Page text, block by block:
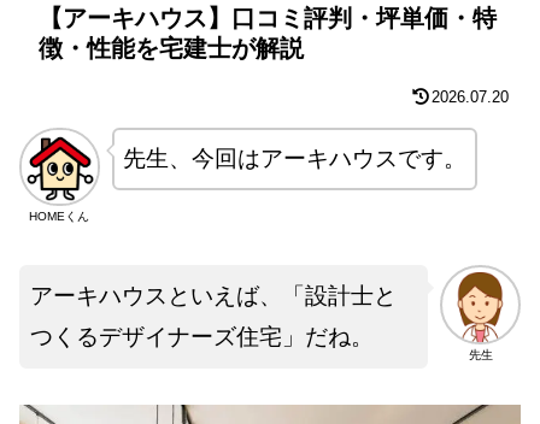
【アーキハウス】口コミ評判・坪単価・特
徴・性能を宅建士が解説
2026.07.20
HOMEくん
先生、今回はアーキハウスです。
先生
アーキハウスといえば、「設計士と
つくるデザイナーズ住宅」だね。